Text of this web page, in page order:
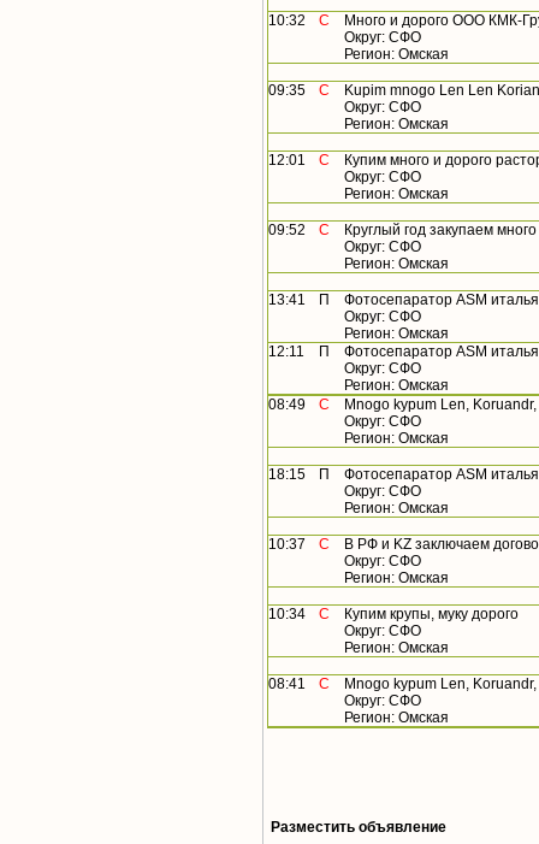
10:32 С
Много и дорого ООО КМК-
Округ: СФО
Регион: Омская
09:35 С
Kupim mnogo Len Len
Округ: СФО
Регион: Омская
12:01 С
Купим много и дорого
Округ: СФО
Регион: Омская
09:52 С
Круглый год закупаем
Округ: СФО
Регион: Омская
13:41 П Фотосепаратор ASM
Округ: СФО
Регион: Омская
12:11
П Фотосепаратор ASM
Округ: СФО
Регион: Омская
08:49
С
Mnogo kypum Len,
Округ: СФО
Регион: Омская
18:15 П Фотосепаратор ASM
Округ: СФО
Регион: Омская
10:37 С
В РФ и KZ заключаем
Округ: СФО
Регион: Омская
10:34 С
Купим крупы, муку дорого
Округ: СФО
Регион: Омская
08:41 С
Mnogo kypum Len,
Округ: СФО
Регион: Омская
Разместить объявление